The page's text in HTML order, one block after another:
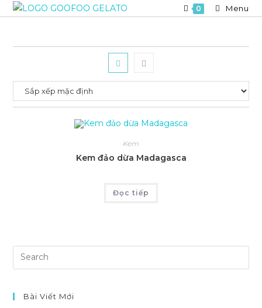
Skip
0 Menu
Kem
Kem đảo dừa Madagasca
Đọc tiếp
Bài Viết Mới